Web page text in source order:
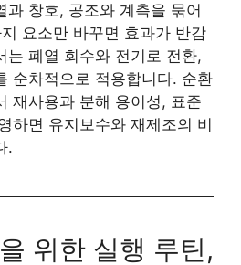
과 창호, 공조와 계측을 묶어
요소만 바꾸면 효과가 반감
는 폐열 회수와 전기로 전환,
순차적으로 적용합니다. 순환
재사용과 분해 용이성, 표준
하면 유지보수와 재제조의 비
.
위한 실행 루틴,